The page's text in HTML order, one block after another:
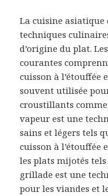
La cuisine asiatique
techniques
d’origine du plat.
courantes
cuisson à
souvent utilisée
croustillants
vapeur est une
sains et légers tels
cuisson à l’étouffée
les plats mijotés tels
grillade est une
pour les viandes et